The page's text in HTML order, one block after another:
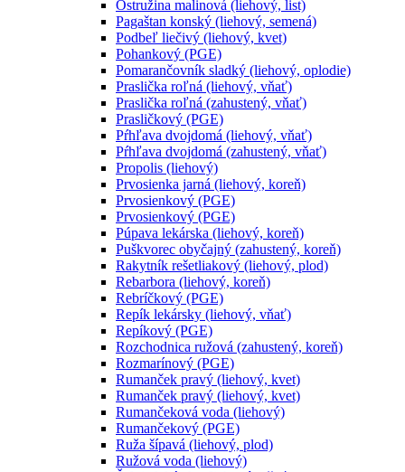
Ostružina malinová (liehový, list)
Pagaštan konský (liehový, semená)
Podbeľ liečivý (liehový, kvet)
Pohankový (PGE)
Pomarančovník sladký (liehový, oplodie)
Praslička roľná (liehový, vňať)
Praslička roľná (zahustený, vňať)
Prasličkový (PGE)
Pŕhľava dvojdomá (liehový, vňať)
Pŕhľava dvojdomá (zahustený, vňať)
Propolis (liehový)
Prvosienka jarná (liehový, koreň)
Prvosienkový (PGE)
Prvosienkový (PGE)
Púpava lekárska (liehový, koreň)
Puškvorec obyčajný (zahustený, koreň)
Rakytník rešetliakový (liehový, plod)
Rebarbora (liehový, koreň)
Rebríčkový (PGE)
Repík lekársky (liehový, vňať)
Repíkový (PGE)
Rozchodnica ružová (zahustený, koreň)
Rozmarínový (PGE)
Rumanček pravý (liehový, kvet)
Rumanček pravý (liehový, kvet)
Rumančeková voda (liehový)
Rumančekový (PGE)
Ruža šípavá (liehový, plod)
Ružová voda (liehový)